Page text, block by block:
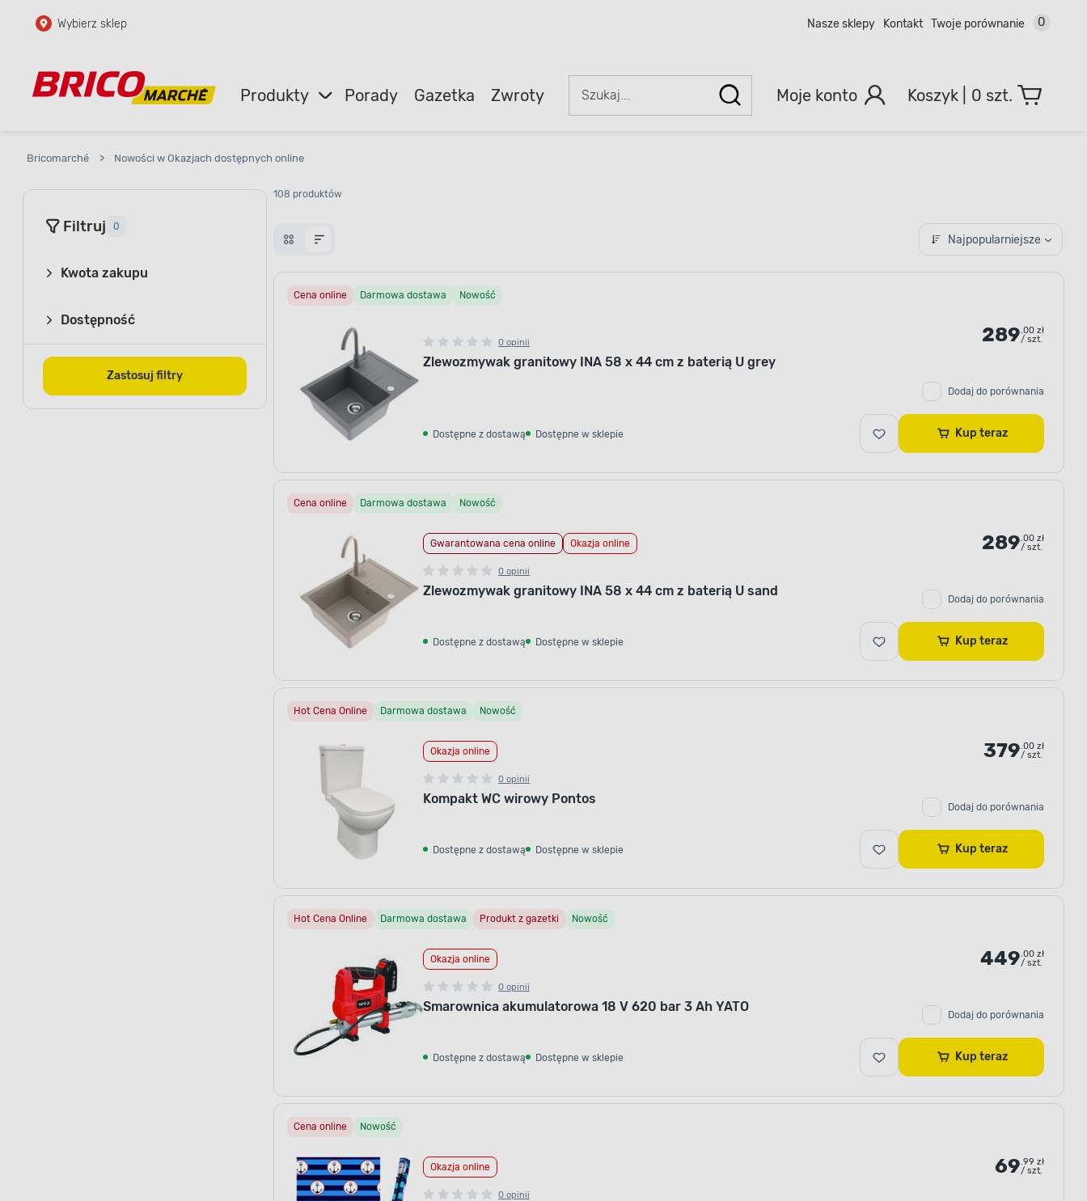
Przejdź do głównej zawartości
Przejdź do wyszukiwarki
Wybierz sklep Nasze sklepy Kontakt Twoje porównanie 0
Produkty Porady Gazetka Zwroty Moje konto 0 szt.
Bricomarché > Nowości w Okazjach dostępnych online
Filtruj 0
Kwota zakupu
Dostępność
Zastosuj filtry
108 produktów
Najpopularniejsze
Cena online Darmowa dostawa Nowość
0 opinii
Zlewozmywak granitowy INA 58 x 44 cm z baterią U grey
Dostępne z dostawą Dostępne w sklepie
289.00 zł
/ szt.
Dodaj do porównania
Kup teraz
Cena online Darmowa dostawa Nowość
Gwarantowana cena online Okazja online
0 opinii
Zlewozmywak granitowy INA 58 x 44 cm z baterią U sand
Dostępne z dostawą Dostępne w sklepie
289.00 zł
/ szt.
Dodaj do porównania
Kup teraz
Hot Cena Online Darmowa dostawa Nowość
Okazja online
0 opinii
Kompakt WC wirowy Pontos
Dostępne z dostawą Dostępne w sklepie
379.00 zł
/ szt.
Dodaj do porównania
Kup teraz
Hot Cena Online Darmowa dostawa Produkt z gazetki Nowość
Okazja online
0 opinii
Smarownica akumulatorowa 18 V 620 bar 3 Ah YATO
Dostępne z dostawą Dostępne w sklepie
449.00 zł
/ szt.
Dodaj do porównania
Kup teraz
Cena online Nowość
Okazja online
0 opinii
69.99 zł
/ szt.